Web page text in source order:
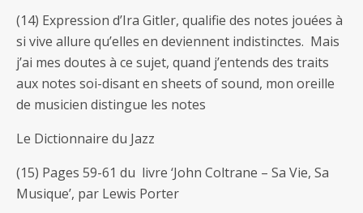
(14) Expression d’Ira Gitler, qualifie des notes jouées à
si vive allure qu’elles en deviennent indistinctes. Mais
j’ai mes doutes à ce sujet, quand j’entends des traits
aux notes soi-disant en sheets of sound, mon oreille
de musicien distingue les notes
Le Dictionnaire du Jazz
(15) Pages 59-61 du livre ‘John Coltrane – Sa Vie, Sa
Musique’, par Lewis Porter